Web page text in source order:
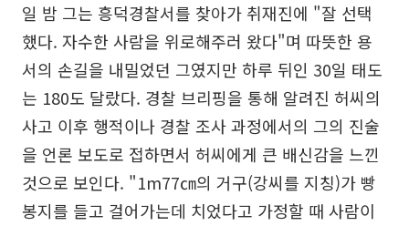
일 밤 그는 흥덕경찰서를 찾아가 취재진에 "잘 선택
했다. 자수한 사람을 위로해주러 왔다"며 따뜻한 용
서의 손길을 내밀었던 그였지만 하루 뒤인 30일 태도
는 180도 달랐다. 경찰 브리핑을 통해 알려진 허씨의
사고 이후 행적이나 경찰 조사 과정에서의 그의 진술
을 언론 보도로 접하면서 허씨에게 큰 배신감을 느낀
것으로 보인다. "1m77㎝의 거구(강씨를 지칭)가 빵
봉지를 들고 걸어가는데 치었다고 가정할 때 사람이